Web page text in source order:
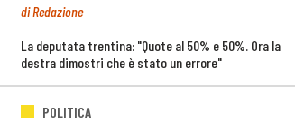
di Redazione
La deputata trentina: "Quote al 50% e 50%. Ora la
destra dimostri che è stato un errore"
POLITICA